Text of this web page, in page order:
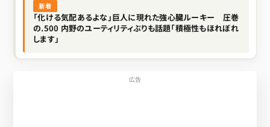
新着
「化ける気配あるよな」巨人に現れた強心臓ルーキー 圧巻
の.500 内野のユーティリティぶりも話題「積極性もほれぼれ
します」
広告